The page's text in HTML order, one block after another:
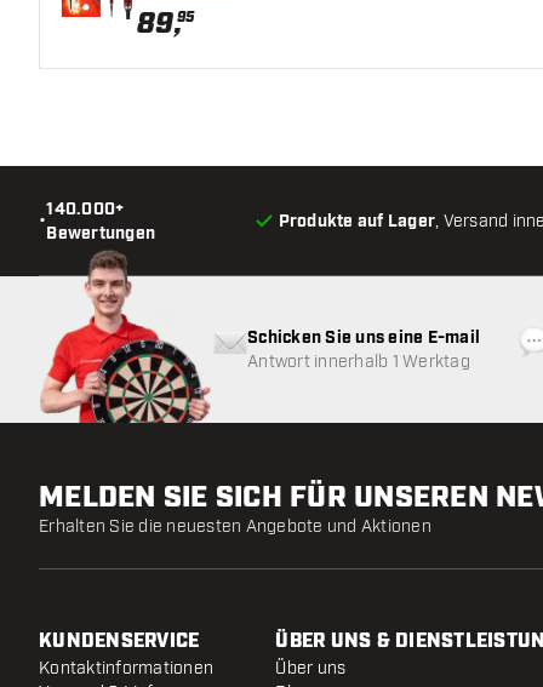
89,95
•
140.000+
Bewertungen
Produkte auf Lager, Versand
Schicken Sie uns eine E-mail
Antwort innerhalb 1 Werktag
MELDEN SIE SICH FÜR UNSEREN
Erhalten Sie die neuesten Angebote und Aktionen
KUNDENSERVICE
Kontaktinformationen
ÜBER UNS &
Über uns